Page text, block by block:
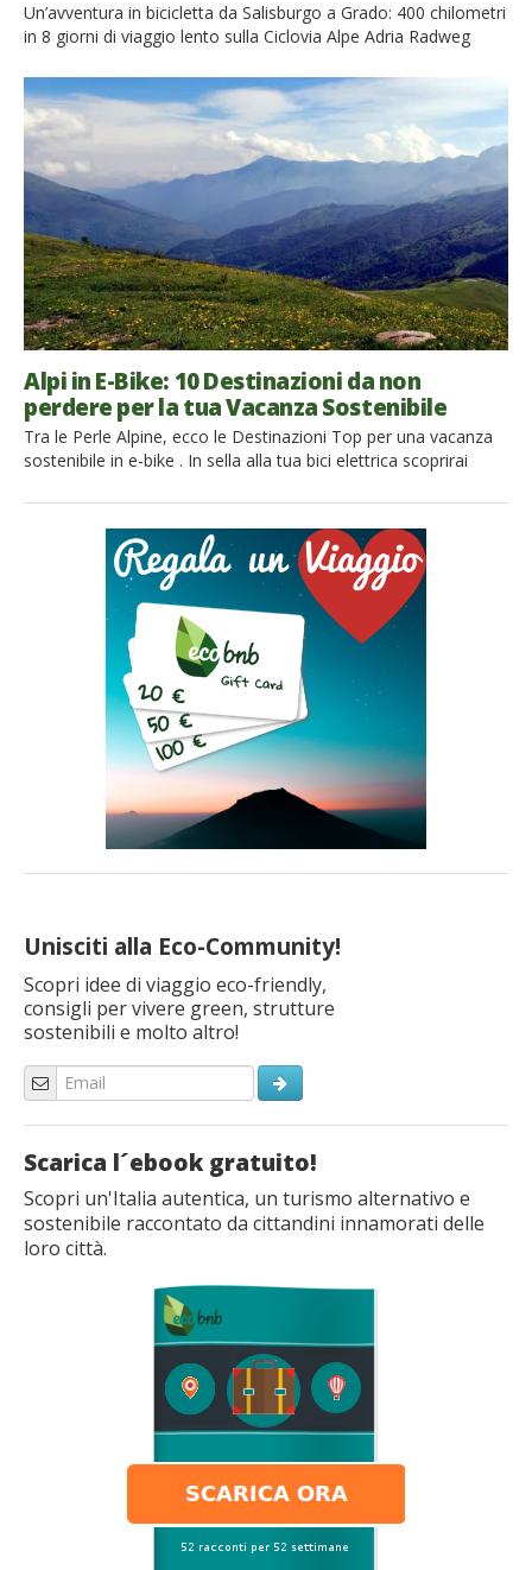
Unisciti alla Eco-Community!
Scopri idee di viaggio eco-friendly,
consigli per vivere green, strutture
sostenibili e molto altro!
Scarica l´ebook gratuito!
Scopri un'Italia autentica, un turismo alternativo e
sostenibile raccontato da cittandini innamorati delle
loro città.
Un’avventura in bicicletta da Salisburgo a Grado: 400 chilometri
in 8 giorni di viaggio lento sulla Ciclovia Alpe Adria Radweg
tratto pensi: perché non intraprendere una
vacanza lenta, all’insegna della mobilità sostenibile? La scelta
propende per le due ruote, senza assistenza alcuna se non
Alpi in E-Bike: 10 Destinazioni da non
perdere per la tua Vacanza Sostenibile
Tra le Perle Alpine, ecco le Destinazioni Top per una vacanza
sostenibile in e-bike . In sella alla tua bici elettrica scoprirai
della sensibilità ambientale, è cresciuto l’interesse verso mezzi
ecologici, anche in vacanza. Qualcuno ha detto che sarà il
mezzo del futuro, e che sostituirà le automobili, certamente